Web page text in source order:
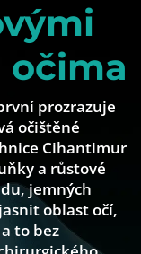
prozrazuje
očištěné
Cihantimur
a růstové
jemných
oblast očí,
to bez